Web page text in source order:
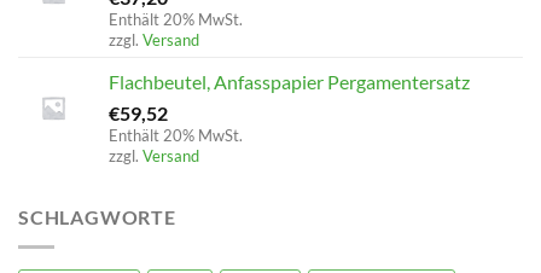
Enthält 20% MwSt.
zzgl. Versand
Flachbeutel, Anfasspapier Pergamentersatz
€59,52
Enthält 20% MwSt.
zzgl. Versand
SCHLAGWORTE